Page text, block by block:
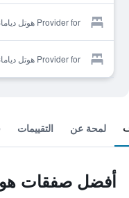
Provider for هوتل ديامانت
Provider for هوتل ديامانت
لمحة عن التقييمات
أفضل صفقات